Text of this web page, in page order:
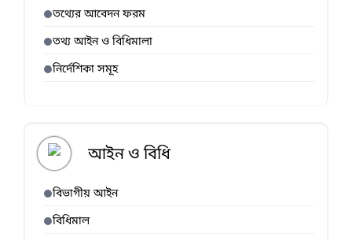
তথ্যের আবেদন ফরম
তথ্য আইন ও বিধিমালা
নির্দেশিকা সমূহ
আইন ও বিধি
বিভাগীয় আইন
বিধিমাল